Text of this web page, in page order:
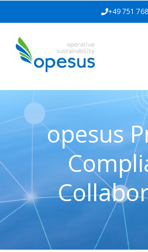
+49 751
opesus